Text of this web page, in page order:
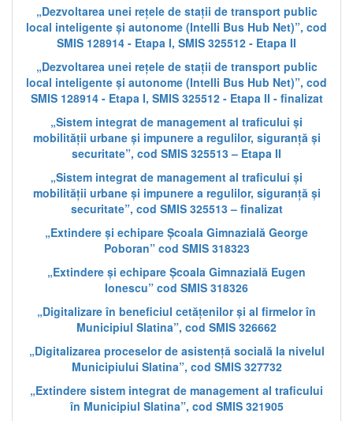
„Dezvoltarea unei rețele de stații de transport public
local inteligente și autonome (Intelli Bus Hub Net)”, cod
SMIS 128914 - Etapa I, SMIS 325512 - Etapa II
„Dezvoltarea unei rețele de stații de transport public
local inteligente și autonome (Intelli Bus Hub Net)”, cod
SMIS 128914 - Etapa I, SMIS 325512 - Etapa II - finalizat
„Sistem integrat de management al traficului și
mobilității urbane și impunere a regulilor, siguranță și
securitate”, cod SMIS 325513 – Etapa II
„Sistem integrat de management al traficului și
mobilității urbane și impunere a regulilor, siguranță și
securitate”, cod SMIS 325513 – finalizat
„Extindere și echipare Școala Gimnazială George
Poboran” cod SMIS 318323
„Extindere și echipare Școala Gimnazială Eugen
Ionescu” cod SMIS 318326
„Digitalizare în beneficiul cetățenilor și al firmelor în
Municipiul Slatina”, cod SMIS 326662
„Digitalizarea proceselor de asistență socială la nivelul
Municipiului Slatina”, cod SMIS 327732
„Extindere sistem integrat de management al traficului
în Municipiul Slatina”, cod SMIS 321905